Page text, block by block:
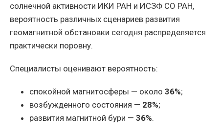
солнечной активности ИКИ РАН и ИСЗФ СО РАН,
вероятность различных сценариев развития
геомагнитной обстановки сегодня распределяется
практически поровну.
Специалисты оценивают вероятность:
спокойной магнитосферы — около 36%;
возбужденного состояния — 28%;
развития магнитной бури — 36%.